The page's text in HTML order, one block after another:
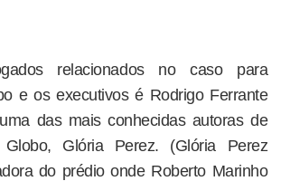
relacionados no caso para
e os executivos é Rodrigo Ferrante
das mais conhecidas autoras de
Glória Perez. (Glória Perez
do prédio onde Roberto Marinho